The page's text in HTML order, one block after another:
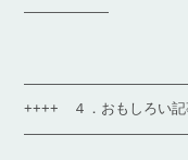
――――――
++++ ４．おもしろい